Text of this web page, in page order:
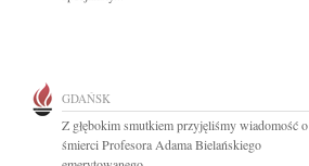
GDAŃSK
Z głębokim smutkiem przyjęliśmy wiadomość o
śmierci Profesora Adama Bielańskiego